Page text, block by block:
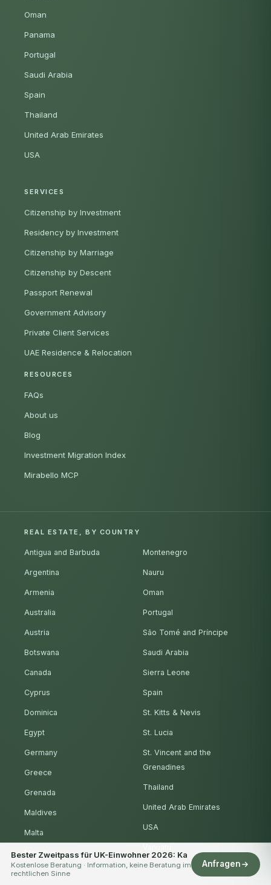
Bester Zweitpass für UK-Einwohner 2026: Ka
Kostenlose Beratung · Information, keine Beratung im
rechtlichen Sinne
Anfragen
Oman
Panama
Portugal
Saudi Arabia
Spain
Thailand
United Arab Emirates
USA
SERVICES
Citizenship by Investment
Residency by Investment
Citizenship by Marriage
Citizenship by Descent
Passport Renewal
Government Advisory
Private Client Services
UAE Residence & Relocation
RESOURCES
FAQs
About us
Blog
Investment Migration Index
Mirabello MCP
REAL ESTATE, BY COUNTRY
Antigua and Barbuda
Argentina
Armenia
Australia
Austria
Botswana
Canada
Cyprus
Dominica
Egypt
Germany
Greece
Grenada
Maldives
Malta
Mauritius
Montenegro
Nauru
Oman
Portugal
São Tomé and Príncipe
Saudi Arabia
Sierra Leone
Spain
St. Kitts & Nevis
St. Lucia
St. Vincent and the
Grenadines
Thailand
United Arab Emirates
USA